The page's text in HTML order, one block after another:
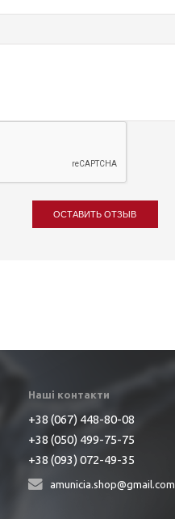
ОСТАВИТЬ ОТЗЫВ
Наші контакти
+38 (067) 448-80-08
+38 (050) 499-75-75
+38 (093) 072-49-35
amunicia.shop@gmail.com